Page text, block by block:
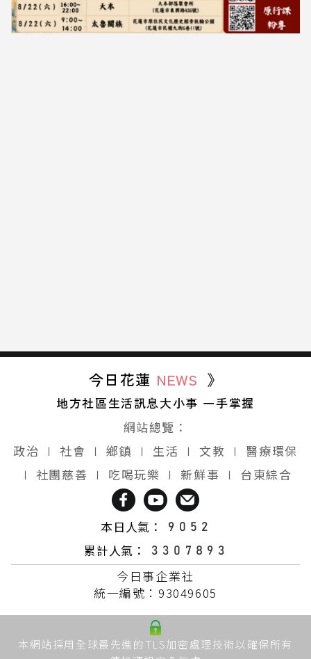
今日花蓮 NEWS 》
地方社區生活訊息大小事 一手掌握
網站總覽：
政治 ∣ 社會 ∣ 鄉鎮 ∣ 生活 ∣ 文教 ∣
醫療環保
∣ 社團慈善 ∣ 吃喝玩樂 ∣ 新鮮事 ∣ 台東綜合
本日人氣：
累計人氣：
今日事企業社
統一編號：93049605
本網站採用全球最先進的TLS加密處理技術以確保所有